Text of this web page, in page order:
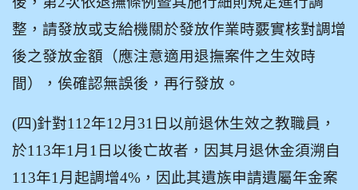
整，請發放或支給機關於發放作業時覈實核對調增
後之發放金額（應注意適用退撫案件之生效時
間），俟確認無誤後，再行發放。
(四)針對112年12月31日以前退休生效之教職員，
於113年1月1日以後亡故者，因其月退休金須溯自
113年1月起調增4%，因此其遺族申請遺屬年金案